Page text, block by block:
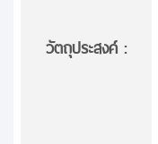
วัตถุประสงค์ :